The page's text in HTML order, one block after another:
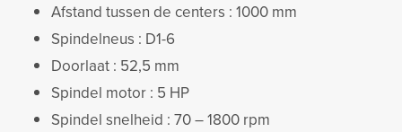
Afstand tussen de centers : 1000 mm
Spindelneus : D1-6
Doorlaat : 52,5 mm
Spindel motor : 5 HP
Spindel snelheid : 70 – 1800 rpm